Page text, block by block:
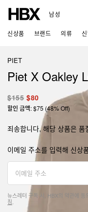
남성
신상품 브랜드 의류
PIET
Piet X Oakley
$155 $80
할인 금액: $75 (48% Off)
죄송합니다, 해당 상품은 품
이메일 주소를 입력해 신상
뉴스레터 구독 시, HBX의 약관에 동
침